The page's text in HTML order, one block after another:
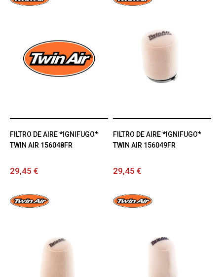
FILTRO DE AIRE *IGNIFUGO*
TWIN AIR 156048FR
29,45 €
FILTRO DE AIRE *IGNIFUGO*
TWIN AIR 156049FR
29,45 €